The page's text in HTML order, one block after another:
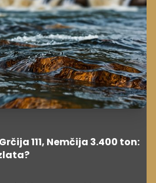
111, Nemčija 3.400 ton: